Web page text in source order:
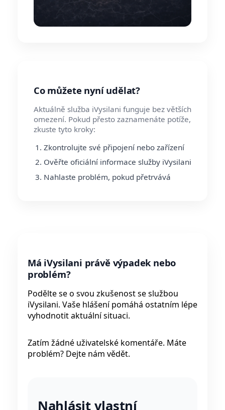
Co můžete nyní udělat?
Aktuálně služba iVysilani funguje bez větších
omezení. Pokud přesto zaznamenáte potíže,
zkuste tyto kroky:
Zkontrolujte své připojení nebo zařízení
Ověřte oficiální informace služby iVysilani
Nahlaste problém, pokud přetrvává
Má iVysilani právě výpadek nebo
problém?
Podělte se o svou zkušenost se službou
iVysilani. Vaše hlášení pomáhá ostatním lépe
vyhodnotit aktuální situaci.
Zatím žádné uživatelské komentáře. Máte
problém? Dejte nám vědět.
Nahlásit vlastní